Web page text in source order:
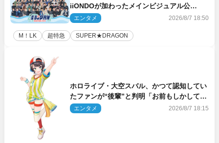
iiONDOが加わったメインビジュアル公
開！ 開催記念グッズラインナップも
エンタメ 2026/8/7 18:50
M！LK 超特急 SUPER★DRAGON
ホロライブ・大空スバル、かつて認知してい
たファンが“後輩”と判明「お前もしかしてあ
のときの？」
エンタメ 2026/8/7 18:15